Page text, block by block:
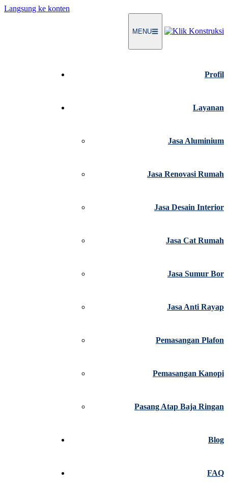
Langsung ke konten
MENU
Profil
Layanan
Jasa Aluminium
Jasa Renovasi Rumah
Jasa Desain Interior
Jasa Cat Rumah
Jasa Sumur Bor
Jasa Anti Rayap
Pemasangan Plafon
Pemasangan Kanopi
Pasang Atap Baja Ringan
Blog
FAQ